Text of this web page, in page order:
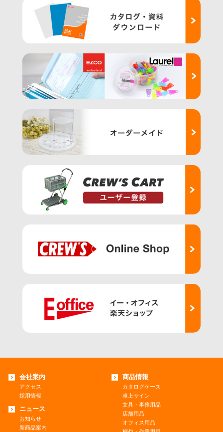
会社案内
アクセス
採用情報
ニュース
お知らせ
新商品案内
商品情報
カタログケース
卓上サイン
文具・事務用品
店舗用品
オフィス用品